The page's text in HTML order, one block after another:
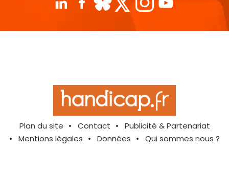
Plan du site Contact
Publicité & Partenariat
Mentions légales
Données Qui sommes nous ?